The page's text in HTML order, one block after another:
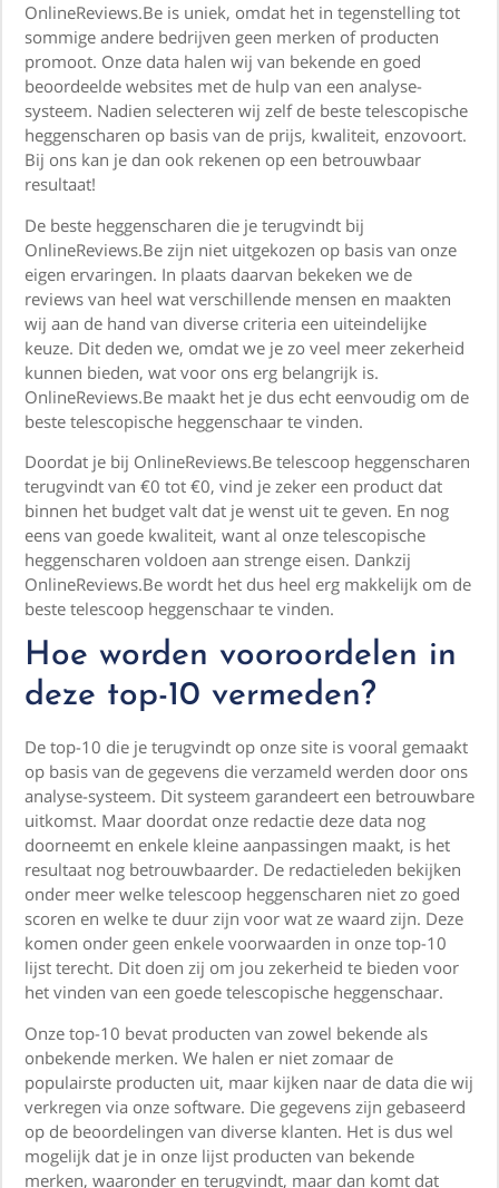
OnlineReviews.Be is uniek, omdat het in tegenstelling tot
sommige andere bedrijven geen merken of producten
promoot. Onze data halen wij van bekende en goed
beoordeelde websites met de hulp van een analyse-
systeem. Nadien selecteren wij zelf de beste telescopische
heggenscharen op basis van de prijs, kwaliteit, enzovoort.
Bij ons kan je dan ook rekenen op een betrouwbaar
resultaat!
De beste heggenscharen die je terugvindt bij
OnlineReviews.Be zijn niet uitgekozen op basis van onze
eigen ervaringen. In plaats daarvan bekeken we de
reviews van heel wat verschillende mensen en maakten
wij aan de hand van diverse criteria een uiteindelijke
keuze. Dit deden we, omdat we je zo veel meer zekerheid
kunnen bieden, wat voor ons erg belangrijk is.
OnlineReviews.Be maakt het je dus echt eenvoudig om de
beste telescopische heggenschaar te vinden.
Doordat je bij OnlineReviews.Be telescoop heggenscharen
terugvindt van €0 tot €0, vind je zeker een product dat
binnen het budget valt dat je wenst uit te geven. En nog
eens van goede kwaliteit, want al onze telescopische
heggenscharen voldoen aan strenge eisen. Dankzij
OnlineReviews.Be wordt het dus heel erg makkelijk om de
beste telescoop heggenschaar te vinden.
Hoe worden vooroordelen in
deze top-10 vermeden?
De top-10 die je terugvindt op onze site is vooral gemaakt
op basis van de gegevens die verzameld werden door ons
analyse-systeem. Dit systeem garandeert een betrouwbare
uitkomst. Maar doordat onze redactie deze data nog
doorneemt en enkele kleine aanpassingen maakt, is het
resultaat nog betrouwbaarder. De redactieleden bekijken
onder meer welke telescoop heggenscharen niet zo goed
scoren en welke te duur zijn voor wat ze waard zijn. Deze
komen onder geen enkele voorwaarden in onze top-10
lijst terecht. Dit doen zij om jou zekerheid te bieden voor
het vinden van een goede telescopische heggenschaar.
Onze top-10 bevat producten van zowel bekende als
onbekende merken. We halen er niet zomaar de
populairste producten uit, maar kijken naar de data die wij
verkregen via onze software. Die gegevens zijn gebaseerd
op de beoordelingen van diverse klanten. Het is dus wel
mogelijk dat je in onze lijst producten van bekende
merken, waaronder en terugvindt, maar dan komt dat